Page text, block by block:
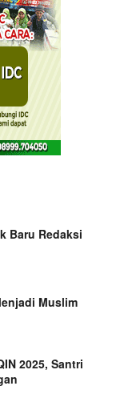
Baru Redaksi
Muslim
2025, Santri